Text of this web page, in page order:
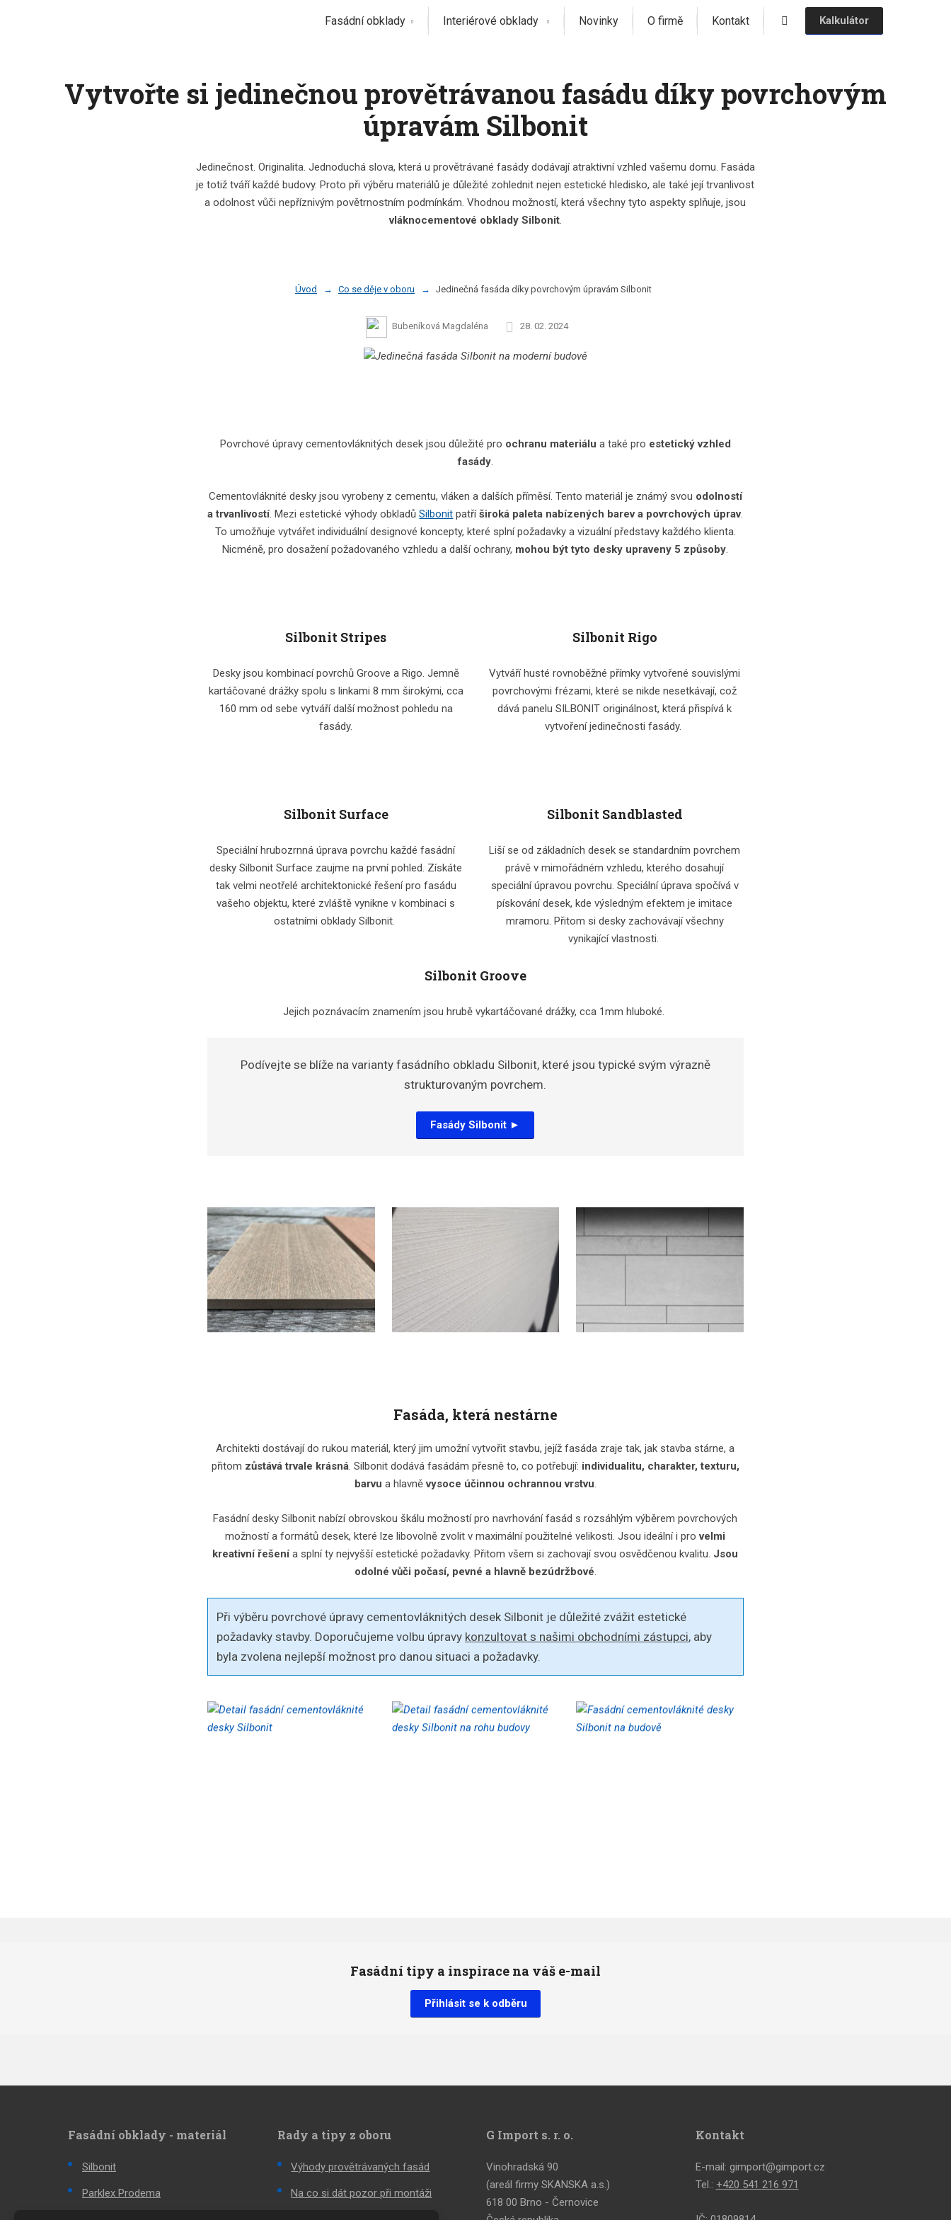
Fasádní obklady Interiérové obklady Novinky O firmě Kontakt Kalkulátor
Vytvořte si jedinečnou provětrávanou fasádu díky povrchovým
úpravám Silbonit
Jedinečnost. Originalita. Jednoduchá slova, která u provětrávané fasády dodávají atraktivní vzhled vašemu domu. Fasáda
je totiž tváří každé budovy. Proto při výběru materiálů je důležité zohlednit nejen estetické hledisko, ale také její trvanlivost
a odolnost vůči nepříznivým povětrnostním podmínkám. Vhodnou možností, která všechny tyto aspekty splňuje, jsou
vláknocementové obklady Silbonit.
Úvod Co se děje v oboru Jedinečná fasáda díky povrchovým úpravám Silbonit
Bubeníková Magdaléna 28. 02. 2024
Povrchové úpravy cementovláknitých desek jsou důležité pro ochranu materiálu a také pro estetický vzhled
fasády.
Cementovláknité desky jsou vyrobeny z cementu, vláken a dalších příměsí. Tento materiál je známý svou odolností
a trvanlivostí. Mezi estetické výhody obkladůSilbonit patříširoká paleta nabízených barev a povrchových úprav.
To umožňuje vytvářet individuální designové koncepty, které splní požadavky a vizuální představy každého klienta.
Nicméně, pro dosažení požadovaného vzhledu a další ochrany, mohou být tyto desky upraveny 5 způsoby.
Silbonit Stripes
Desky jsou kombinací povrchů Groove a Rigo. Jemně
kartáčované drážky spolu s linkami 8 mm širokými, cca
160 mm od sebe vytváří další možnost pohledu na
fasády.
Silbonit Rigo
Vytváří husté rovnoběžné přímky vytvořené souvislými
povrchovými frézami, které se nikde nesetkávají, což
dává panelu SILBONIT originálnost, která přispívá k
vytvoření jedinečnosti fasády.
Silbonit Surface
Speciální hrubozrnná úprava povrchu každé fasádní
desky Silbonit Surface zaujme na první pohled. Získáte
tak velmi neotřelé architektonické řešení pro fasádu
vašeho objektu, které zvláště vynikne v kombinaci s
ostatními obklady Silbonit.
Silbonit Sandblasted
Liší se od základních desek se standardním povrchem
právě v mimořádném vzhledu, kterého dosahují
speciální úpravou povrchu. Speciální úprava spočívá v
pískování desek, kde výsledným efektem je imitace
mramoru. Přitom si desky zachovávají všechny
vynikající vlastnosti.
Silbonit Groove
Jejich poznávacím znamením jsou hrubě vykartáčované drážky, cca 1mm hluboké.
Podívejte se blíže na varianty fasádního obkladu Silbonit, které jsou typické svým výrazně
strukturovaným povrchem.
Fasády Silbonit ►
Fasáda, která nestárne
Architekti dostávají do rukou materiál, který jim umožní vytvořit stavbu, jejíž fasáda zraje tak, jak stavba stárne, a
přitom zůstává trvale krásná. Silbonit dodává fasádám přesně to, co potřebují: individualitu, charakter, texturu,
barvu a hlavněvysoce účinnou ochrannou vrstvu.
Fasádní desky Silbonit nabízí obrovskou škálu možností pro navrhování fasád s rozsáhlým výběrem povrchových
možností a formátů desek, které lze libovolně zvolit v maximální použitelné velikosti. Jsou ideální i provelmi
kreativní řešenía splní ty nejvyšší estetické požadavky. Přitom všem si zachovají svou osvědčenou kvalitu. Jsou
odolné vůči počasí, pevné a hlavně bezúdržbové.
Při výběru povrchové úpravy cementovláknitých desek Silbonit je důležité zvážit estetické
požadavky stavby. Doporučujeme volbu úpravy konzultovat s našimi obchodními zástupci, aby
byla zvolena nejlepší možnost pro danou situaci a požadavky.
Fasádní tipy a inspirace na váš e-mail
Přihlásit se k odběru
Fasádní obklady - materiál
Silbonit
Parklex Prodema
Rady a tipy z oboru
Výhody provětrávaných fasád
Na co si dát pozor při montáži
G Import s. r. o.
Vinohradská 90
(areál firmy SKANSKA a.s.)
618 00 Brno - Černovice
Kontakt
E-mail: gimport@gimport.cz
Tel.: +420 541 216 971